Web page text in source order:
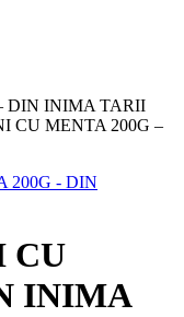
DIN INIMA TARII
CU MENTA 200G –
CU
INIMA